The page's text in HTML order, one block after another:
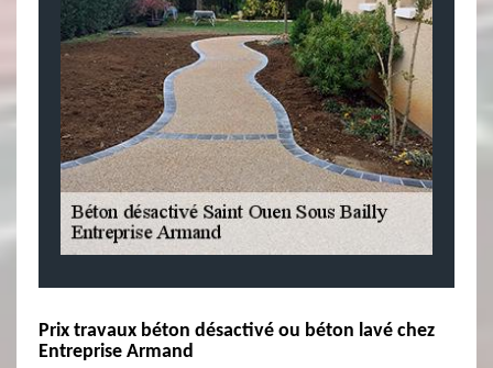
Prix travaux béton désactivé ou béton lavé chez
Entreprise Armand